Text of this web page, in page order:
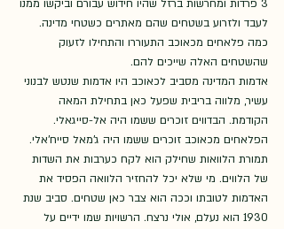
3 פרדות ומחרשות ברזל שהיו חידוש עבורם וביקשו ממנו
לעבד ולזרוע בשטחים שהם מאתרים כשטחי מדינה.
כמה פלאחים מכאוכב התעוררו והתחילו לזעוק
שהשטחים האלה שייכים להם.
אדמות המדינה מסביב לכאוכב היו אדמות שנטש לבנוני
עשיר, מלווה בריבית שפעל כאן בתחילת המאה
הקודמת. הבדווים זוכרים ששמו היה אל-סייגאלי.
הפלאחים מכאוכב זוכרים ששמו היה ג'מאל סייח'אלי.
תמורת הלוואות שחילק הוא לקח כערבות את השדות
של הלווים. מי שלא יכל להחזיר הלוואה הפסיד את
האדמות לטובתו וככה הוא צבר כאן שטחים. סביב שנת
1930 הוא נעלם, אולי נרצח. הרשויות שמו ידיים על